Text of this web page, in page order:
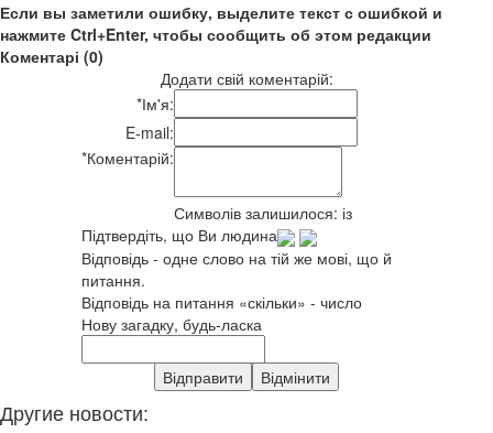
Если вы заметили ошибку, выделите текст с ошибкой и
нажмите Ctrl+Enter, чтобы сообщить об этом редакции
Коментарі (0)
Додати свій коментарій:
*Ім'я:
E-mail:
*Коментарій:
Символів залишилося: із
Підтвердіть, що Ви людина
Відповідь - одне слово на тій же мові, що й
питання.
Відповідь на питання «скільки» - число
Нову загадку, будь-ласка
Другие новости: